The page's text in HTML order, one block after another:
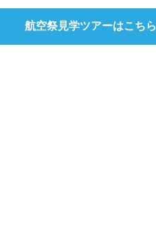
航空祭見学ツアーはこちら